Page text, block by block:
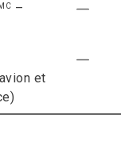
MC –
et